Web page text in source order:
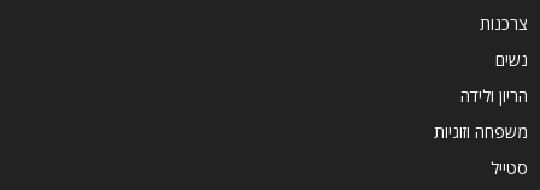
צרכנות
נשים
הריון ולידה
משפחה וזוגיות
סטייל